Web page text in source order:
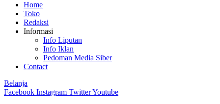
Home
Toko
Redaksi
Informasi
Info Liputan
Info Iklan
Pedoman Media Siber
Contact
Belanja
Facebook Instagram TwitterYoutube